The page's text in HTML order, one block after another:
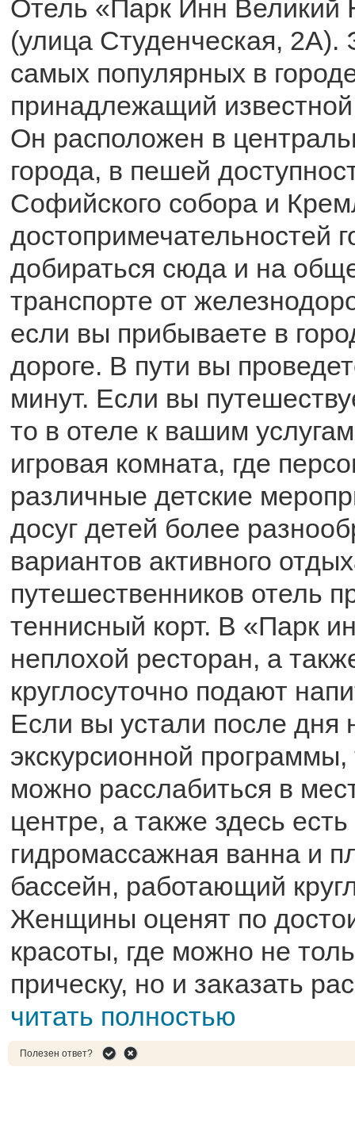
Отель «Парк Инн Великий
(улица Студенческая, 2А).
самых популярных в
принадлежащий
Он расположен в
города, в пешей
Софийского собора и
достопримечательностей
добираться сюда и на
транспорте от
если вы прибываете в
дороге. В пути вы
минут. Если вы
то в отеле к вашим
игровая комната, где
различные детские
досуг детей более
вариантов активного
путешественников отель
теннисный корт. В «Парк
неплохой ресторан, а
круглосуточно подают
Если вы устали после
экскурсионной
можно расслабиться в
центре, а также здесь
гидромассажная ванна и
бассейн, работающий
Женщины оценят по
красоты, где можно не
прическу, но и заказать
читать полностью
Полезен ответ?